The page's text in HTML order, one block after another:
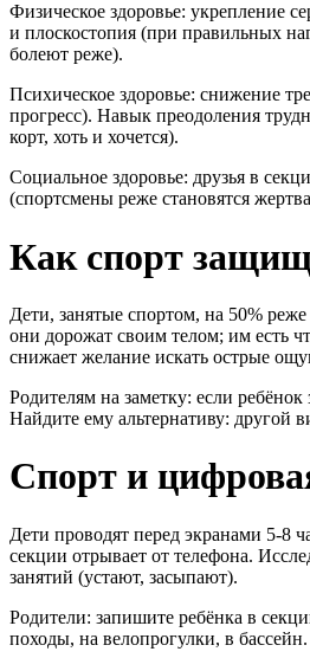
Физическое здоровье: укрепление
и плоскостопия (при правильных
болеют реже).
Психическое здоровье: снижение
прогресс). Навык преодоления
корт, хоть и хочется).
Социальное здоровье: друзья в
(спортсмены реже становятся
Как спорт
Дети, занятые спортом, на 50%
они дорожат своим телом; им есть
снижает желание искать острые
Родителям на заметку: если
Найдите ему альтернативу: другой
Спорт и
Дети проводят перед экранами 5-8
секции отрывает от телефона.
занятий (устают, засыпают).
Родители: запишите ребёнка в
походы, на велопрогулки, в бассейн.